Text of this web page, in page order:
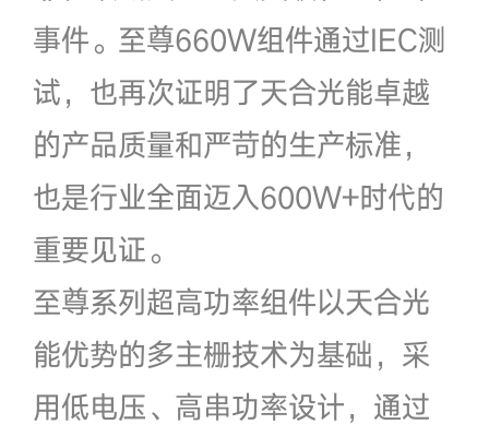
事件。至尊660W组件通过IEC测
试，也再次证明了天合光能卓越
的产品质量和严苛的生产标准，
也是行业全面迈入600W+时代的
重要见证。
至尊系列超高功率组件以天合光
能优势的多主栅技术为基础，采
用低电压、高串功率设计，通过